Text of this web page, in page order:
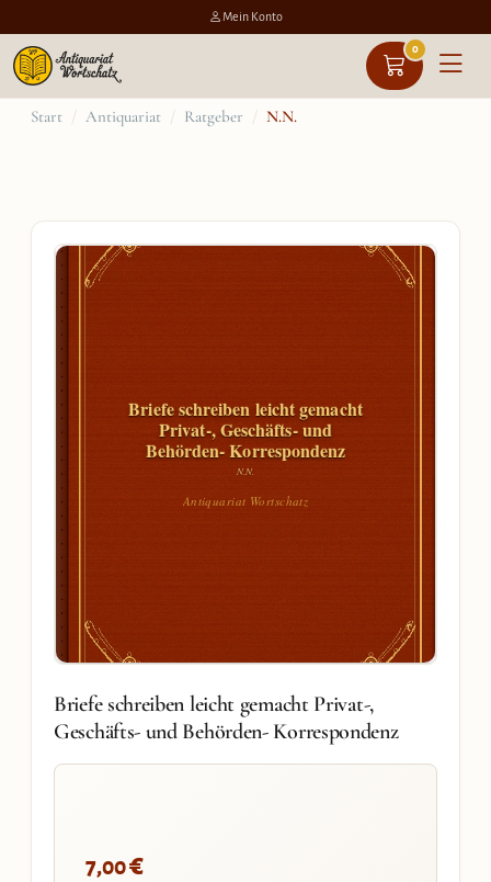
Mein Konto
0
ZumStart / Antiquariat / Ratgeber / N.N.
Briefe schreiben leicht gemacht
Privat-, Geschäfts- und
Behörden- Korrespondenz
N.N.
Antiquariat Wortschatz
Briefe schreiben leicht gemacht Privat-,
Geschäfts- und Behörden- Korrespondenz
7,00€